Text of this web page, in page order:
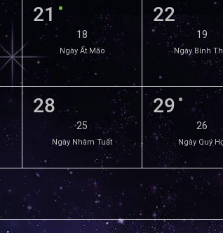
21
18
Ngày Ất Mão
22
19
Ngày Bính
28
25
Ngày Nhâm Tuất
29
26
Ngày Quý